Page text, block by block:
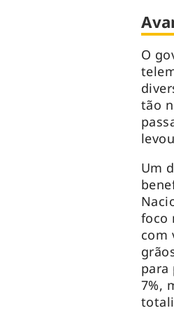
O
tão
Um
foco
com
para
7%,